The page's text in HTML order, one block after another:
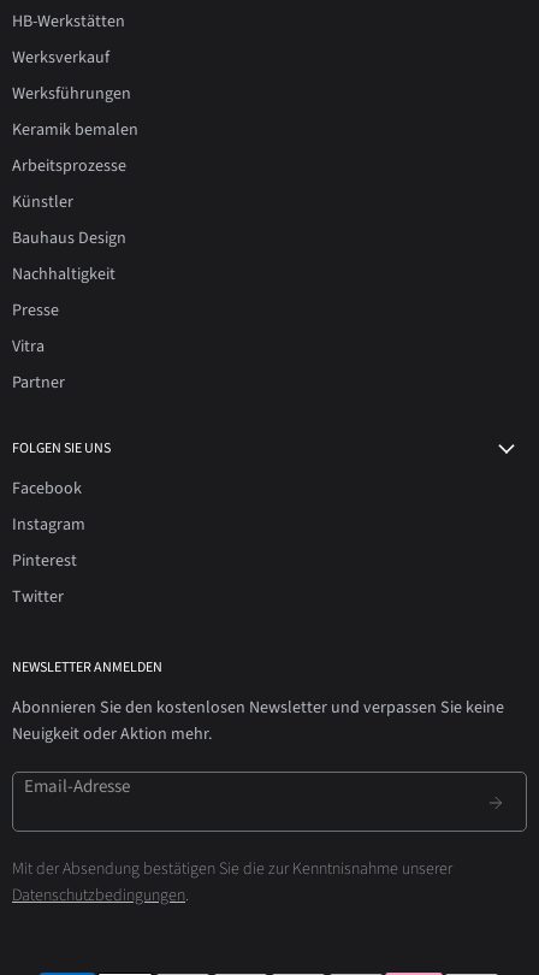
HB-Werkstätten
Werksverkauf
Werksführungen
Keramik bemalen
Arbeitsprozesse
Künstler
Bauhaus Design
Nachhaltigkeit
Presse
Vitra
Partner
FOLGEN SIE UNS
Facebook
Instagram
Pinterest
Twitter
NEWSLETTER ANMELDEN
Abonnieren Sie den kostenlosen Newsletter und verpassen Sie keine
Neuigkeit oder Aktion mehr.
Email-Adresse
Mit der Absendung bestätigen Sie die zur Kenntnisnahme unserer
Datenschutzbedingungen.